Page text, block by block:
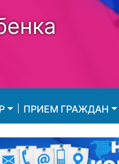
ПРИЕМ ГРАЖДАН